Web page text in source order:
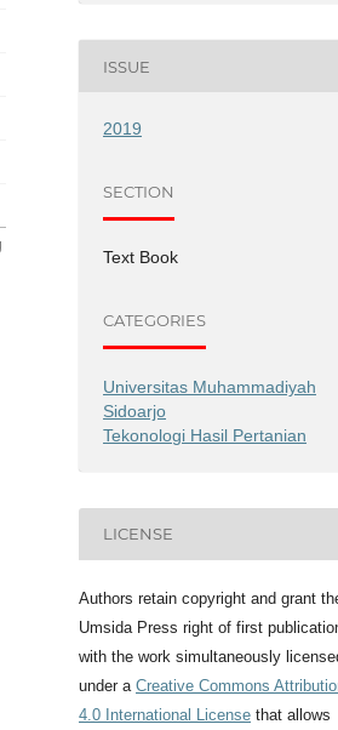
ISSUE
2019
SECTION
Text Book
CATEGORIES
Universitas Muhammadiyah
Sidoarjo
Tekonologi Hasil Pertanian
LICENSE
Authors retain copyright and grant
Umsida Press right of first
with the work simultaneously
under a Creative Commons
4.0 International License that allows